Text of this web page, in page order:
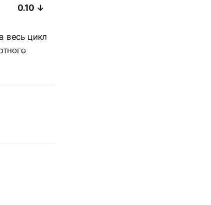
0.10 ↓
весь цикл